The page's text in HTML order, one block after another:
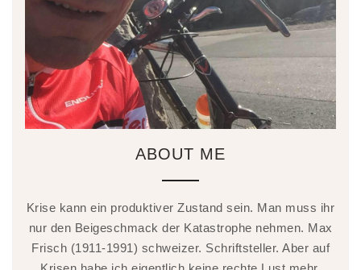
ABOUT ME
Krise kann ein produktiver Zustand sein. Man muss ihr
nur den Beigeschmack der Katastrophe nehmen. Max
Frisch (1911-1991) schweizer. Schriftsteller. Aber auf